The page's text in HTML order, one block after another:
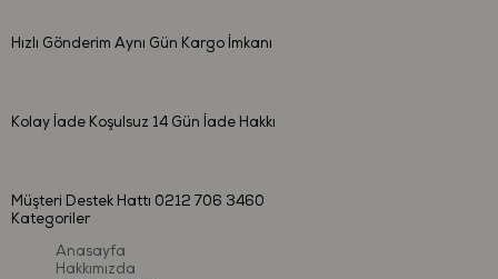
Hızlı Gönderim Aynı Gün Kargo İmkanı
Kolay İade Koşulsuz 14 Gün İade Hakkı
Müşteri Destek Hattı 0212 706 3460
Kategoriler
Anasayfa
Hakkımızda